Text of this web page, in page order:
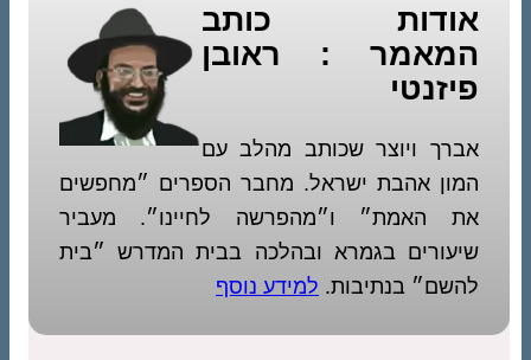
אודות כותב
המאמר : ראובן
פיזנטי
אברך ויוצר שכותב מהלב עם
המון אהבת ישראל. מחבר הספרים ״מחפשים
את האמת״ ו״מהפרשה לחיינו״. מעביר
שיעורים בגמרא ובהלכה בבית המדרש ״בית
להשם״ בנתיבות.למידע נוסף